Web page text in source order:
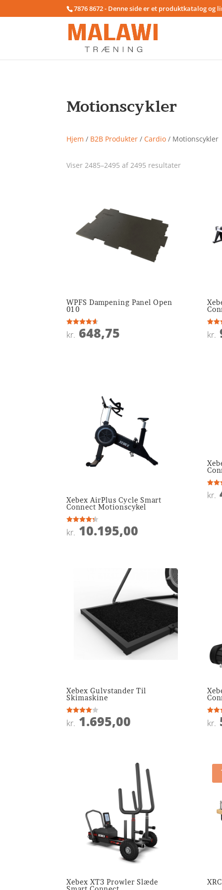
7876 8672 - Denne side er et produktkatalog
Motionscykler
Hjem / B2B Produkter /Cardio / Motionscykler
Viser 2485–2495 af 2495 resultater
WPFS Dampening Panel Open
010
Vurderet
4.6
kr. 648,75
3.9
kr.
Xebex AirPlus Cycle Smart
Connect Motionscykel
Vurderet
4.3
kr. 10.195,00
4.6
kr.
Xebex Gulvstander Til
Skimaskine
Vurderet
4
kr. 1.695,00
4.3
kr.
Xebex XT3 Prowler Slæde